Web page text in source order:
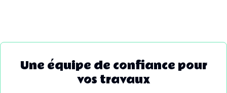
Une équipe de confiance pour
vos travaux